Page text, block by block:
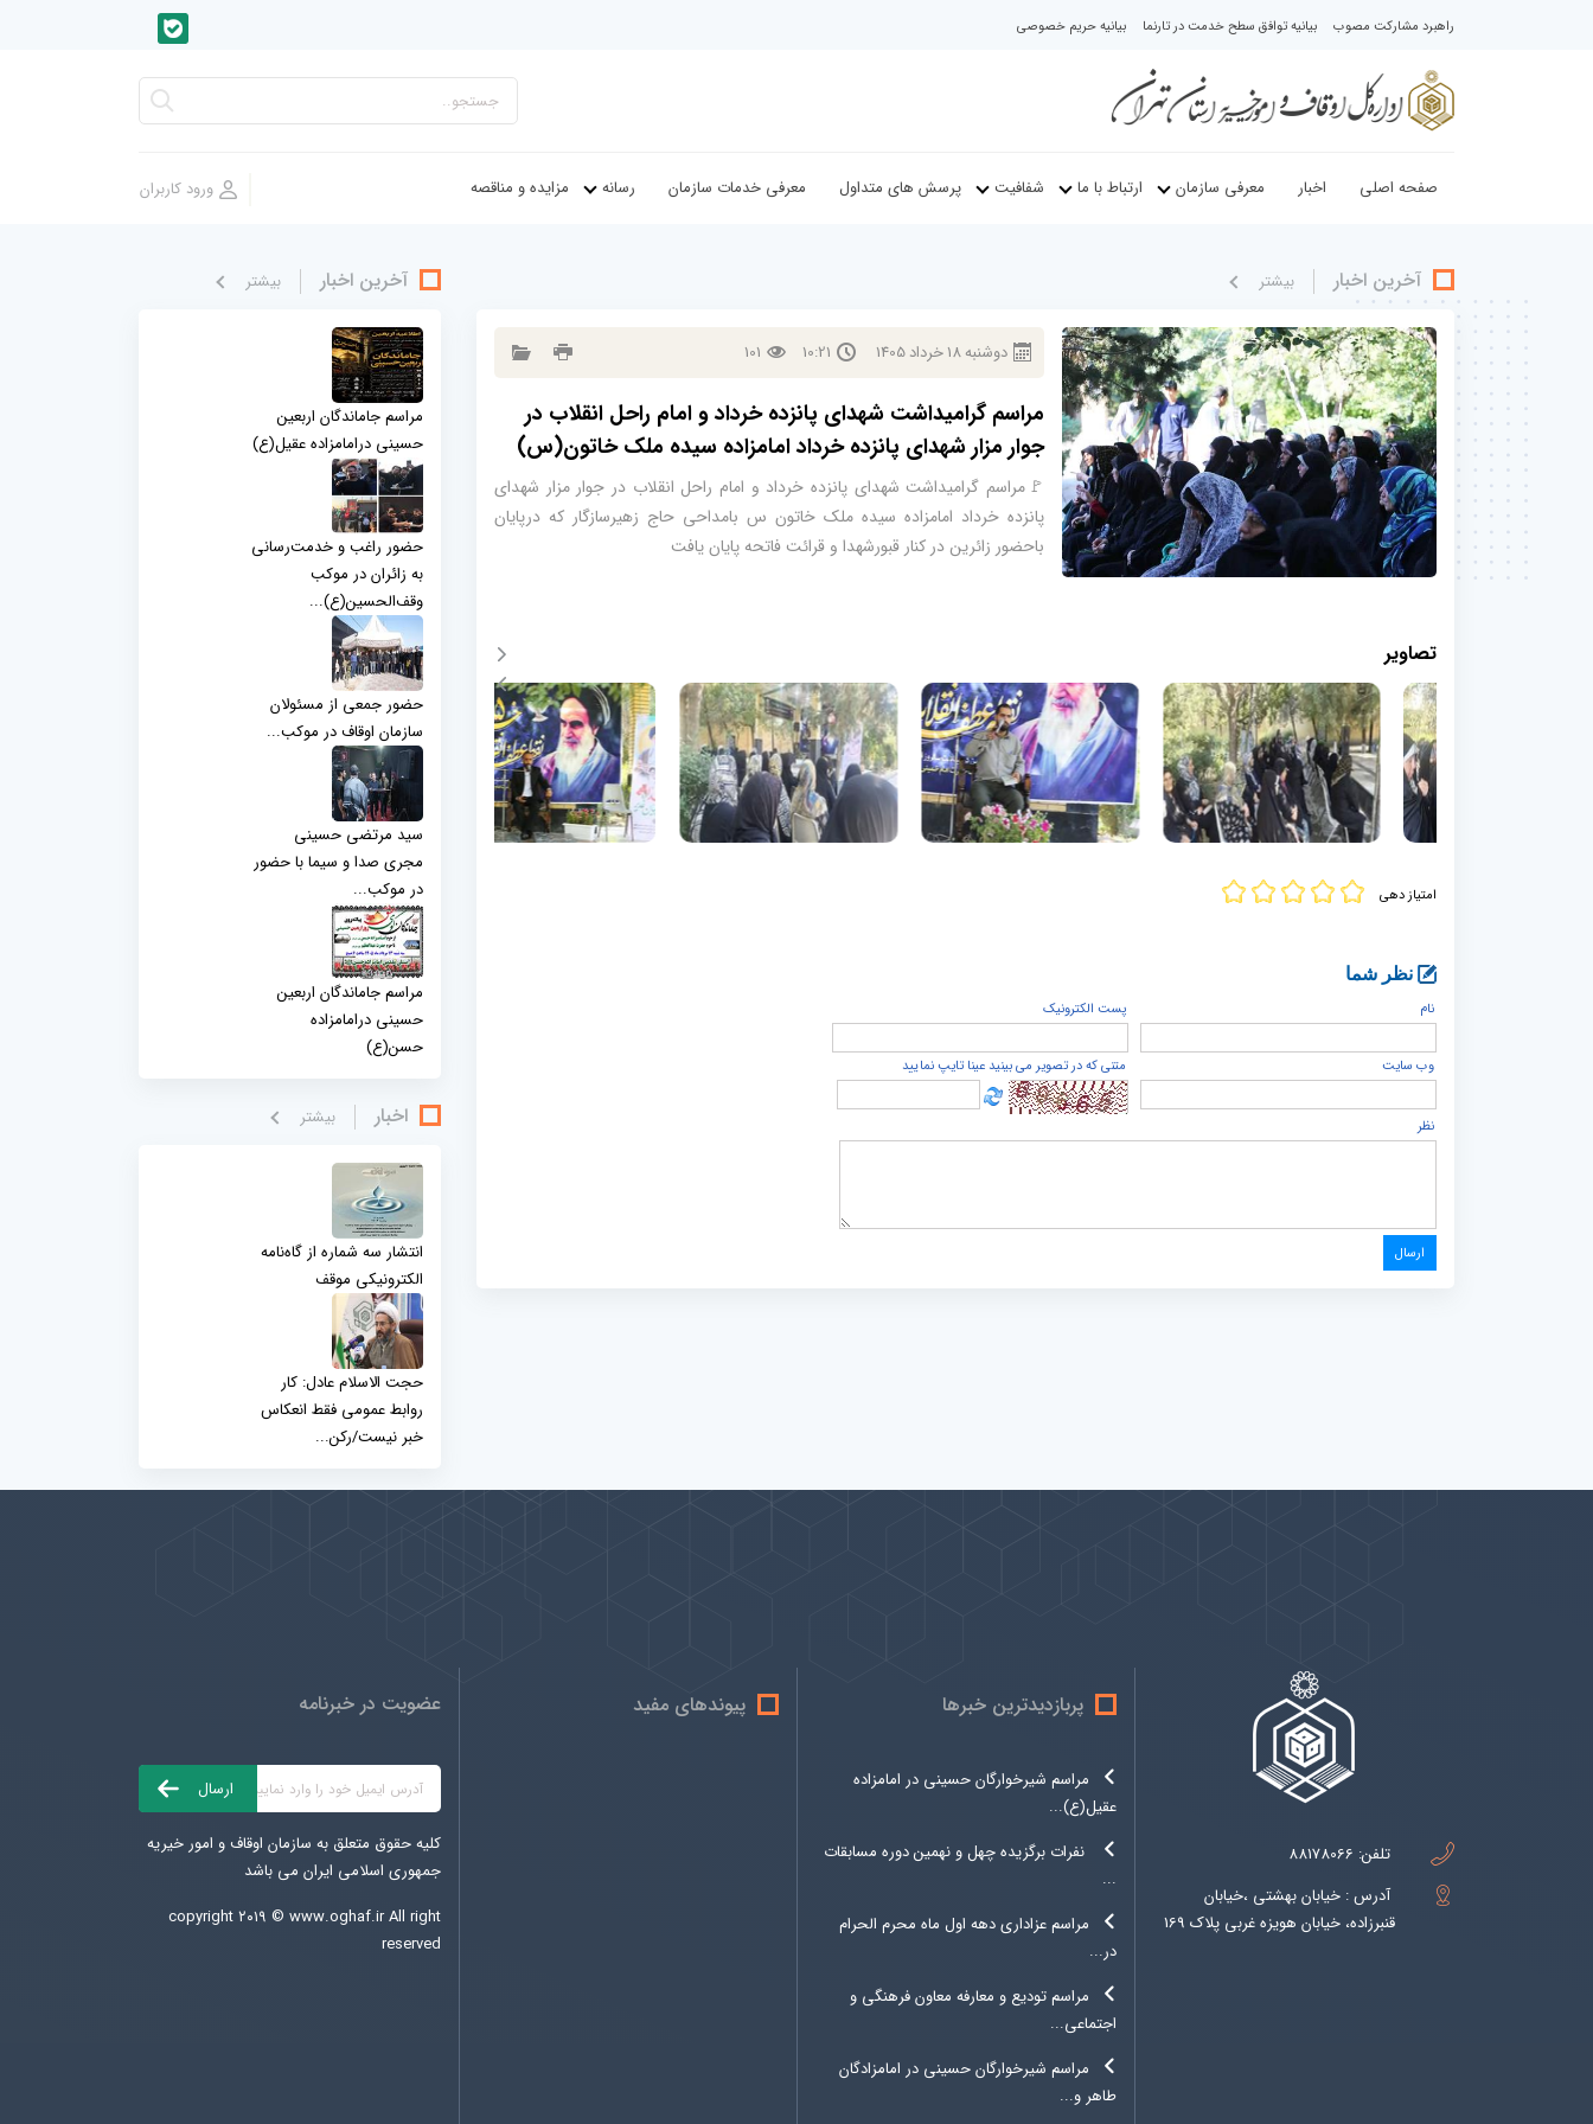
راهبرد مشارکت مصوب بیانیه توافق سطح خدمت در تارنما بیانیه حریم خصوصی
صفحه اصلی اخبار معرفی سازمان ارتباط با ما شفافیت پرسش های متداول معرفی خدمات سازمان رسانه مزایده و مناقصه
آخرین اخبار بيشتر
دوشنبه18خرداد 1405
10:21
101
مراسم گرامیداشت شهدای پانزده خرداد و امام راحل انقلاب در
جوار مزار شهدای پانزده خرداد امامزاده سیده ملک خاتون(س)
🚩مراسم گرامیداشت شهدای پانزده خرداد و امام راحل انقلاب در جوار مزار شهدای
پانزده خرداد امامزاده سیده ملک خاتون س بامداحی حاج زهیرسازگار که درپایان
باحضور زائرین در کنار قبورشهدا و قرائت فاتحه پایان یافت
تصاویر
امتیاز دهی
نظر شما
نام
پست الكترونيک
وب سایت متنی که در تصویر می بینید عینا تایپ نمایید
نظر
آخرین اخبار بيشتر
مراسم جاماندگان اربعین
حسینی درامامزاده عقیل(ع)
حضور راغب و خدمت‌رسانی
به زائران در موکب
وقف‌الحسین(ع)...
حضور جمعی از مسئولان
سازمان اوقاف در موکب...
سید مرتضی حسینی
مجری صدا و سیما با حضور
در موکب...
مراسم جاماندگان اربعین
حسینی درامامزاده
حسن(ع)
اخبار بيشتر
انتشار سه شماره از گاه‌نامه
الکترونیکی موقف
حجت الاسلام عادل: کار
روابط عمومی فقط انعکاس
خبر نیست/رکن...
تلفن: 88178066
آدرس : خیابان بهشتی ،خیابان
قنبرزاده، خیابان هویزه غربی پلاک 169
پربازدیدترین خبرها
مراسم شیرخوارگان حسینی در امامزاده
عقیل(ع)...
نفرات برگزیده چهل و نهمین دوره مسابقات
...
مراسم عزاداری دهه اول ماه محرم الحرام
در...
مراسم تودیع و معارفه معاون فرهنگی و
اجتماعی...
مراسم شیرخوارگان حسینی در امامزادگان
طاهر و...
پیوندهای مفید عضویت در خبرنامه
کلیه حقوق متعلق به سازمان اوقاف و امور خیریه
جمهوری اسلامی ایران می باشد
copyright ۲۰۱۹ © www.oghaf.irAll right
reserved